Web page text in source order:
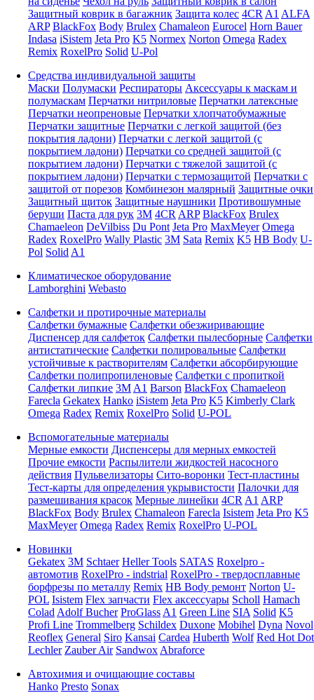
Защитный коврик в багажник Защита колес 4CR A1 ALFA
ARP BlackFox Body Brulex Chamaleon Eurocel Horn Bauer
Indasa iSistem Jeta Pro K5 Normex Norton Omega Radex
Remix RoxelPro Solid U-Pol
Средства индивидуальной защиты
Маски Полумаски Респираторы Аксессуары к маскам и
полумаскам Перчатки нитриловые Перчатки латексные
Перчатки неопреновые Перчатки хлопчатобумажные
Перчатки защитные Перчатки с легкой защитой (без
покрытия ладони) Перчатки с легкой защитой (с
покрытием ладони) Перчатки со средней защитой (с
покрытием ладони) Перчатки с тяжелой защитой (с
покрытием ладони) Перчатки с термозащитой Перчатки с
защитой от порезов Комбинезон малярный Защитные очки
Защитный щиток Защитные наушники Противошумные
беруши Паста для рук 3M 4CR ARP BlackFox Brulex
Chamaeleon DeVilbiss Du Pont Jeta Pro MaxMeyer Omega
Radex RoxelPro Wally Plastic 3M Sata Remix K5 HB Body U-
Pol Solid A1
Климатическое оборудование
Lamborghini Webasto
Салфетки и протирочные материалы
Салфетки бумажные Салфетки обезжиривающие
Диспенсер для салфеток Салфетки пылесборные Салфетки
антистатические Салфетки полировальные Салфетки
устойчивые к растворителям Салфетки абсорбирующие
Салфетки полипропиленовые Салфетки с пропиткой
Салфетки липкие 3M A1 Barson BlackFox Chamaeleon
Farecla Gekatex Hanko iSistem Jeta Pro K5 Kimberly Clark
Omega Radex Remix RoxelPro Solid U-POL
Вспомогательные материалы
Мерные емкости Диспенсеры для мерных емкостей
Прочие емкости Распылители жидкостей насосного
действия Пульвелизаторы Сито-воронки Тест-пластины
Тест-карты для определения укрывистости Палочки для
размешивания красок Мерные линейки 4CR A1 ARP
BlackFox Body Brulex Chamaleon Farecla Isistem Jeta Pro K5
MaxMeyer Omega Radex Remix RoxelPro U-POL
Новинки
Gekatex 3M Schtaer Heller Tools SATAS Roxelpro -
автомотив RoxelPro - indstrial RoxelPro - твердосплавные
борфрезы по металлу Remix HB Body ремонт Norton U-
POL Isistem Flex запчасти Flex аксессуары Scholl Hamach
Colad Adolf Bucher ProGlass A1 Green Line SIA Solid K5
Profi Line Trommelberg Schildex Duxone Mobihel Dyna Novol
Reoflex General Siro Kansai Cardea Huberth Wolf Red Hot Dot
Lechler Zauber Air Sandwox Abraforce
Автохимия и очищающие составы
Hanko Presto Sonax